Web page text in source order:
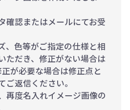
確認またはメールにてお受
、色等がご指定の仕様と相
ただき、修正がない場合は
が必要な場合は修正点と
ご返信ください。
再度名入れイメージ画像の